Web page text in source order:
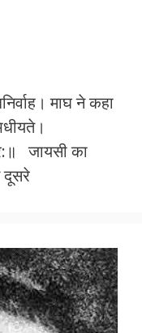
माघ ने कहा
जायसी का
दूसरे